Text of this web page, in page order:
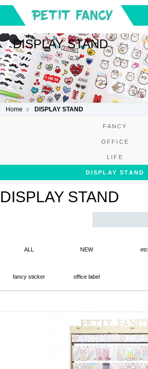
DISPLAY STAND
Home DISPLAY STAND
FANCY
OFFICE
LIFE
DISPLAY STAND
DISPLAY STAND
ALL NEW etc
fancy sticker office label